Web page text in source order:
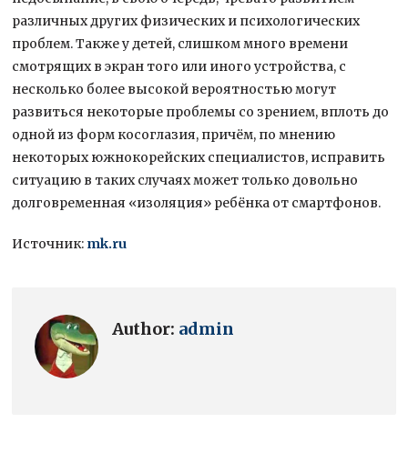
различных других физических и психологических
проблем. Также у детей, слишком много времени
смотрящих в экран того или иного устройства, с
несколько более высокой вероятностью могут
развиться некоторые проблемы со зрением, вплоть до
одной из форм косоглазия, причём, по мнению
некоторых южнокорейских специалистов, исправить
ситуацию в таких случаях может только довольно
долговременная «изоляция» ребёнка от смартфонов.
Источник: mk.ru
Author: admin